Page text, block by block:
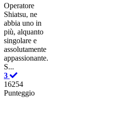
Operatore
Shiatsu, ne
abbia uno in
più, alquanto
singolare e
assolutamente
appassionante.
S...
3
16254
Punteggio